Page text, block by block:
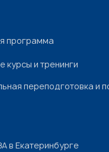
программа
курсы и тренинги
переподготовка и
в Екатеринбурге